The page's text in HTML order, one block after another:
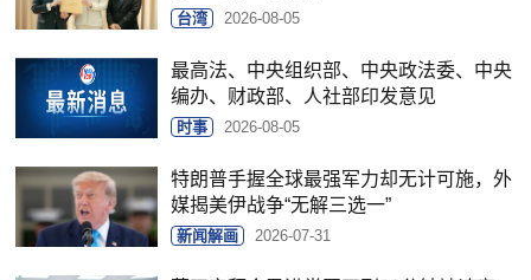
台湾 2026-08-05
最高法、中央组织部、中央政法委、中央
编办、财政部、人社部印发意见
时事 2026-08-05
特朗普手握全球最强军力却无计可施，外
媒揭美伊战争“无解三选一”
新闻解画 2026-07-31